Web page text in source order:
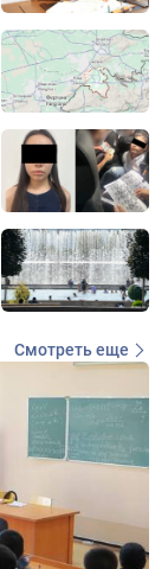
Смотреть еще